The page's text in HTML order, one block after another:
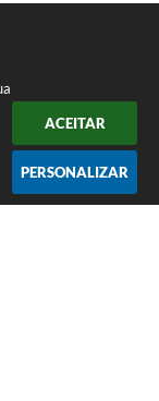
ACEITAR
PERSONALIZAR